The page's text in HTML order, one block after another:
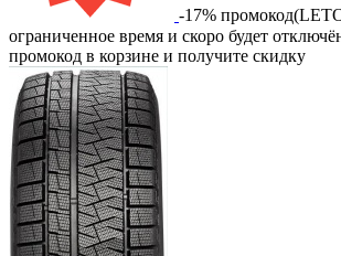
-17%
ограниченное время и скоро будет
промокод в корзине и получите скидку